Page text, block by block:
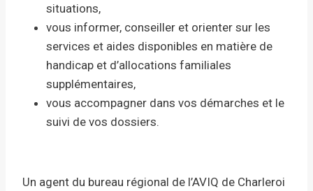
situations,
vous informer, conseiller et orienter sur les
services et aides disponibles en matière de
handicap et d’allocations familiales
supplémentaires,
vous accompagner dans vos démarches et le
suivi de vos dossiers.
Un agent du bureau régional de l’AVIQ de Charleroi